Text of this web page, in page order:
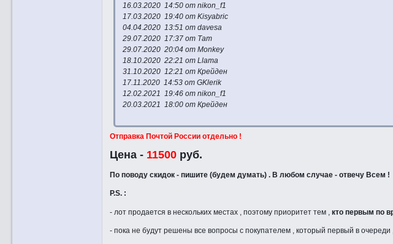
16.03.2020 14:50 от nikon_f1
17.03.2020 19:40 от Kisyabric
04.04.2020 13:51 от davesa
29.07.2020 17:37 от Тат
29.07.2020 20:04 от Monkey
18.10.2020 22:21 от Llama
31.10.2020 12:21 от Крейден
17.11.2020 14:53 от GKlerik
12.02.2021 19:46 от nikon_f1
20.03.2021 18:00 от Крейден
Отправка Почтой России отдельно !
Цена - 11500руб.
По поводу скидок - пишите (будем думать) . В любом случае - отвечу Всем !
P.S. :
- лот продается в нескольких местах , поэтому приоритет тем , кто первым по
- пока не будут решены все вопросы с покупателем , который первый в очереди